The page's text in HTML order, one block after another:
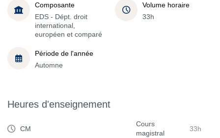
Composante
EDS - Dépt. droit
international,
européen et comparé
Volume horaire
33h
Période de l'année
Automne
Heures d'enseignement
CM
Cours
magistral
33h